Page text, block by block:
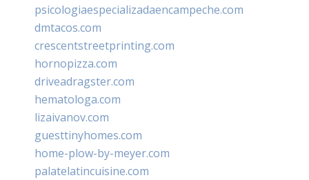
psicologiaespecializadaencampeche.com
dmtacos.com
crescentstreetprinting.com
hornopizza.com
driveadragster.com
hematologa.com
lizaivanov.com
guesttinyhomes.com
home-plow-by-meyer.com
palatelatincuisine.com